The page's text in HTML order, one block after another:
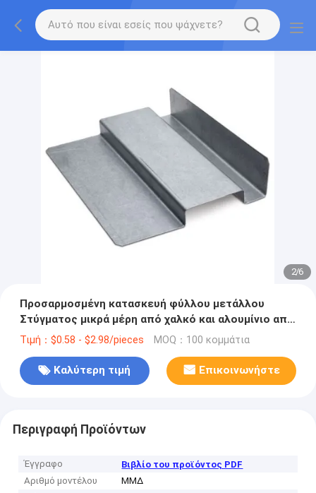
2/6
Προσαρμοσμένη κατασκευή φύλλου μετάλλου
Στύγματος μικρά μέρη από χαλκό και αλουμίνιο από
ανοξείδωτο χάλυβα
Τιμή：$0.58 - $2.98/pieces MOQ：100 κομμάτια
Καλύτερη τιμή Επικοινωνήστε
Περιγραφή Προϊόντων
Έγγραφο
Βιβλίο του προϊόντος PDF
Αριθμό μοντέλου
ΜΜΔ